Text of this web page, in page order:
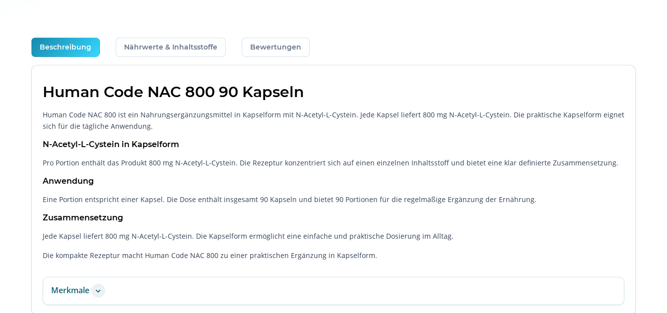
weitere Registerkarten anzeigen
Beschreibung Nährwerte & Inhaltsstoffe Bewertungen
Human Code NAC 800 90 Kapseln
Human Code NAC 800 ist ein Nahrungsergänzungsmittel in Kapselform mit N-Acetyl-L-Cystein. Jede Kapsel liefert 800 mg N-Acetyl-L-Cystein. Die praktische Kapselform eignet
sich für die tägliche Anwendung.
N-Acetyl-L-Cystein in Kapselform
Pro Portion enthält das Produkt 800 mg N-Acetyl-L-Cystein. Die Rezeptur konzentriert sich auf einen einzelnen Inhaltsstoff und bietet eine klar definierte Zusammensetzung.
Anwendung
Eine Portion entspricht einer Kapsel. Die Dose enthält insgesamt 90 Kapseln und bietet 90 Portionen für die regelmäßige Ergänzung der Ernährung.
Zusammensetzung
Jede Kapsel liefert 800 mg N-Acetyl-L-Cystein. Die Kapselform ermöglicht eine einfache und praktische Dosierung im Alltag.
Die kompakte Rezeptur macht Human Code NAC 800 zu einer praktischen Ergänzung in Kapselform.
Merkmale